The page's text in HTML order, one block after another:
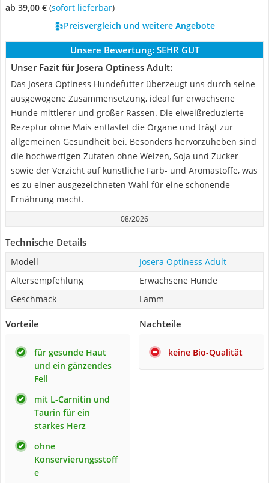
ab 39,00 € ( Sofort lieferbar)
Preisvergleich und weitere Angebote
Unsere Bewertung: SEHR GUT
Unser Fazit für Josera Optiness Adult:
Das Josera Optiness Hundefutter überzeugt uns durch seine
ausgewogene Zusammensetzung, ideal für erwachsene
Hunde mittlerer und großer Rassen. Die eiweißreduzierte
Rezeptur ohne Mais entlastet die Organe und trägt zur
allgemeinen Gesundheit bei. Besonders hervorzuheben sind
die hochwertigen Zutaten ohne Weizen, Soja und Zucker
sowie der Verzicht auf künstliche Farb- und Aromastoffe, was
es zu einer ausgezeichneten Wahl für eine schonende
Ernährung macht.
08/2026
Technische Details
Modell
Josera Optiness Adult
Altersempfehlung
Erwachsene Hunde
Geschmack
Lamm
Vorteile
für gesunde Haut
und ein gänzendes
Fell
mit L-Carnitin und
Taurin für ein
starkes Herz
ohne
Konservierungsstoff
e
Nachteile
keine Bio-Qualität